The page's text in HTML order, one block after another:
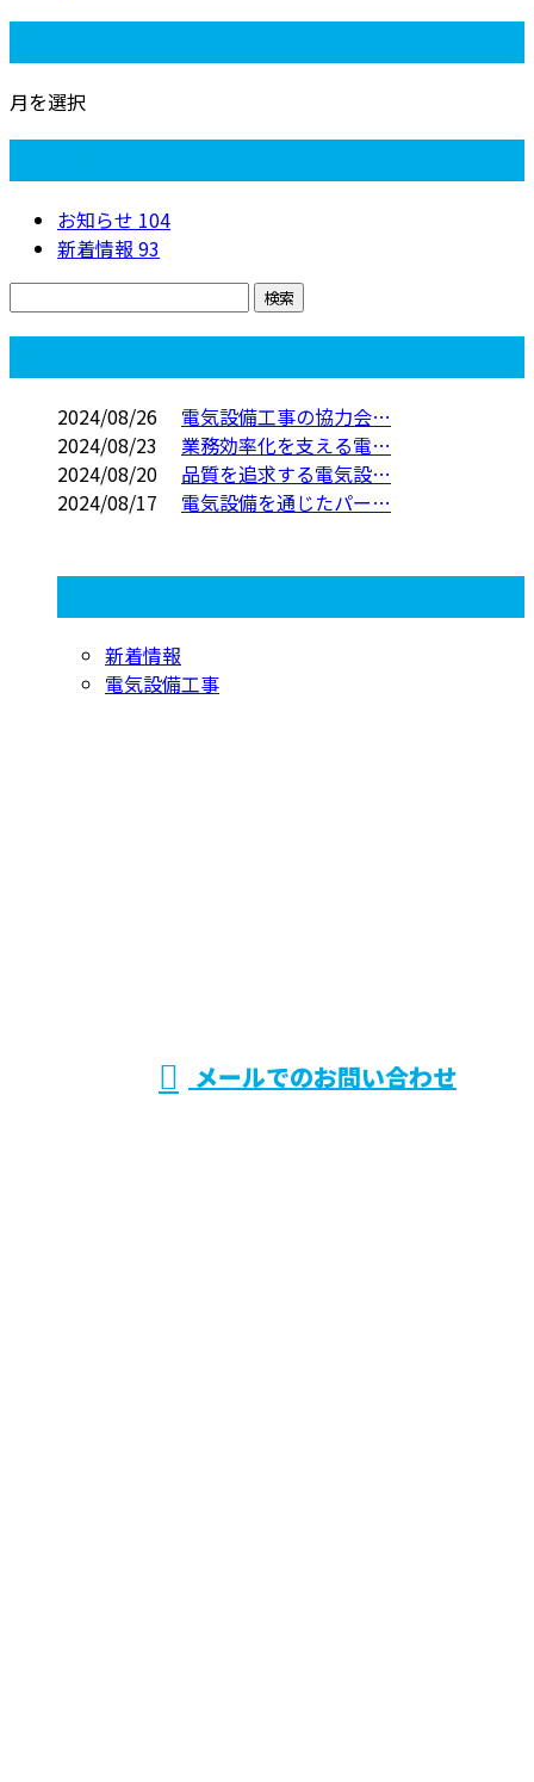
月を選択
お知らせ 104
新着情報 93
2024/08/26
電気設備工事の協力会…
2024/08/23
業務効率化を支える電…
2024/08/20
品質を追求する電気設…
2024/08/17
電気設備を通じたパー…
新着情報
電気設備工事
メールでのお問い合わせ